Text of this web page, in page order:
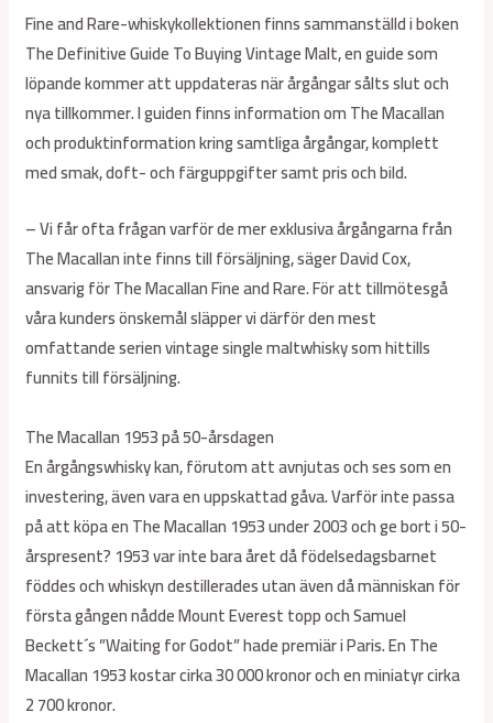
Fine and Rare-whiskykollektionen finns sammanställd i boken
The Definitive Guide To Buying Vintage Malt, en guide som
löpande kommer att uppdateras när årgångar sålts slut och
nya tillkommer. I guiden finns information om The Macallan
och produktinformation kring samtliga årgångar, komplett
med smak, doft- och färguppgifter samt pris och bild.
– Vi får ofta frågan varför de mer exklusiva årgångarna från
The Macallan inte finns till försäljning, säger David Cox,
ansvarig för The Macallan Fine and Rare. För att tillmötesgå
våra kunders önskemål släpper vi därför den mest
omfattande serien vintage single maltwhisky som hittills
funnits till försäljning.
The Macallan 1953 på 50-årsdagen
En årgångswhisky kan, förutom att avnjutas och ses som en
investering, även vara en uppskattad gåva. Varför inte passa
på att köpa en The Macallan 1953 under 2003 och ge bort i 50-
årspresent? 1953 var inte bara året då födelsedagsbarnet
föddes och whiskyn destillerades utan även då människan för
första gången nådde Mount Everest topp och Samuel
Beckett´s ”Waiting for Godot” hade premiär i Paris. En The
Macallan 1953 kostar cirka 30 000 kronor och en miniatyr cirka
2 700 kronor.